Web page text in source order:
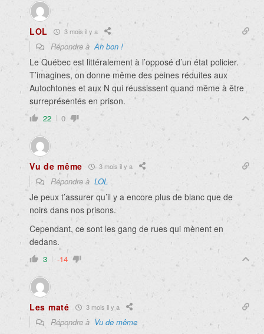
LOL 3 mois il y a
Répondre àAh bon !
Le Québec est littéralement à l’opposé d’un état policier.
T’imagines, on donne même des peines réduites aux
Autochtones et aux N qui réussissent quand même à être
surreprésentés en prison.
22 0
Vu de même 3 mois il y a
Répondre à LOL
Je peux t’assurer qu’il y a encore plus de blanc que de
noirs dans nos prisons.
Cependant, ce sont les gang de rues qui mènent en
dedans.
3 -14
Les maté 3 mois il y a
Répondre à Vu de même